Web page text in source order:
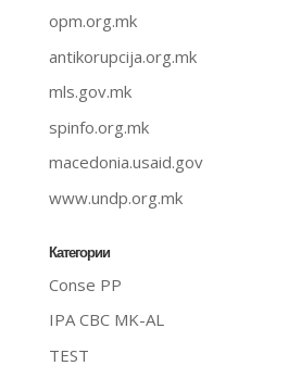
opm.org.mk
antikorupcija.org.mk
mls.gov.mk
spinfo.org.mk
macedonia.usaid.gov
www.undp.org.mk
Категории
Conse PP
IPA CBC MK-AL
TEST